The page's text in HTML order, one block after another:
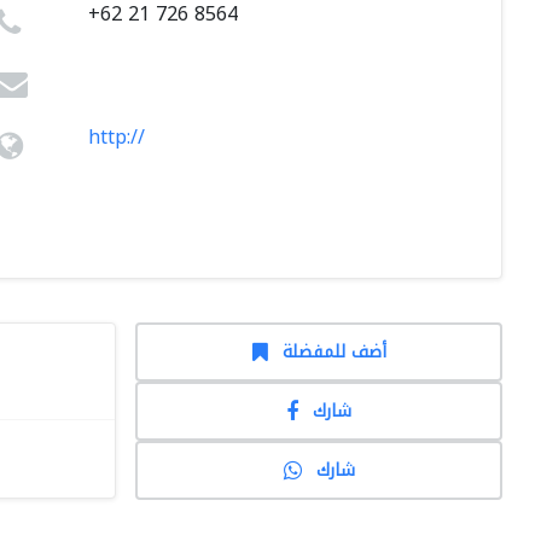
+62 21 726 8564
http://
أضف للمفضلة
شارك
شارك